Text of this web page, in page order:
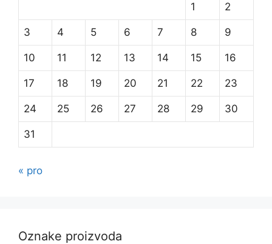
1 2
3 4 5 6 7 8 9
10 11 12 13 14 15 16
17 18 19 20 21 22 23
24 25 26 27 28 29 30
31
« pro
Oznake proizvoda